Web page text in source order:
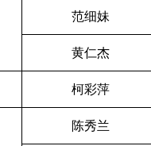
范细妹
黄仁杰
柯彩萍
陈秀兰